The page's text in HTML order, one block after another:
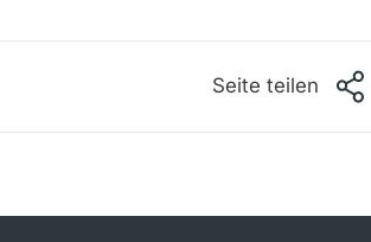
Seite teilen